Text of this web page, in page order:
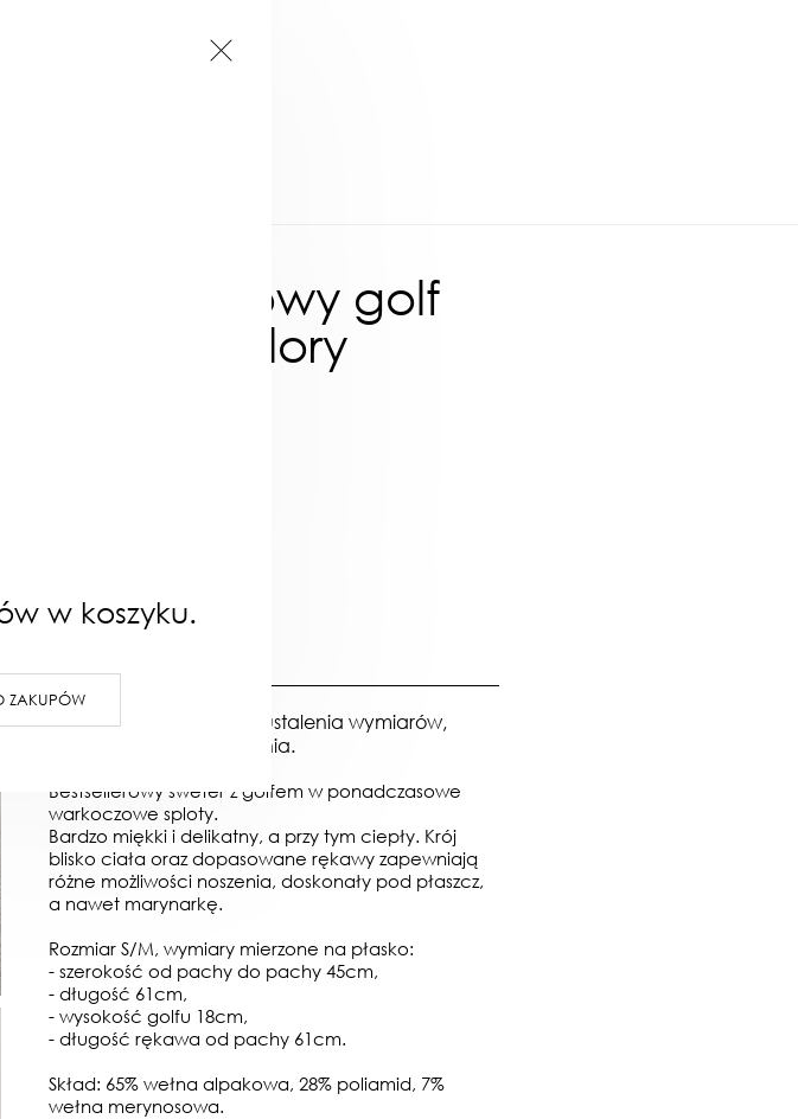
w koszyku.
ZAKUPÓW
Warkoczowy golf
Vava - kolory
Proszę o kontakt w celu ustalenia wymiarów,
koloru i terminu wykonania.
Bestsellerowy sweter z golfem w ponadczasowe
warkoczowe sploty.
Bardzo miękki i delikatny, a przy tym ciepły. Krój
blisko ciała oraz dopasowane rękawy zapewniają
różne możliwości noszenia, doskonały pod płaszcz,
a nawet marynarkę.
Rozmiar S/M, wymiary mierzone na płasko:
- szerokość od pachy do pachy 45cm,
- długość 61cm,
- wysokość golfu 18cm,
- długość rękawa od pachy 61cm.
Skład: 65% wełna alpakowa, 28% poliamid, 7%
wełna merynosowa.